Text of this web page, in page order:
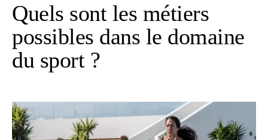
Quels sont les métiers
possibles dans le domaine
du sport ?